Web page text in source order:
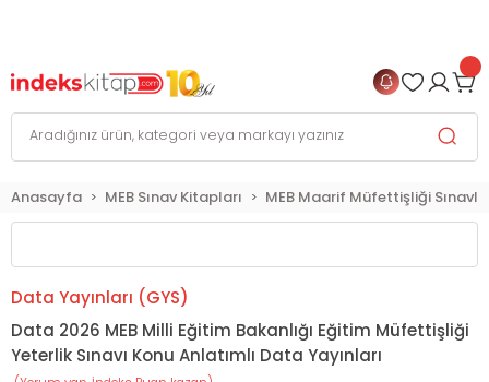
Anasayfa MEB Sınav Kitapları MEB Maarif Müfettişliği
Data Yayınları (GYS)
Data 2026 MEB Milli Eğitim Bakanlığı Eğitim Müfettişliği
Yeterlik Sınavı Konu Anlatımlı Data Yayınları